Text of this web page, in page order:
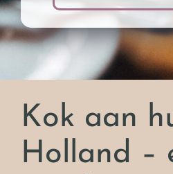
Kok aan
Holland –